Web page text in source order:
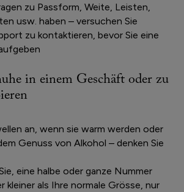
zu Passform, Weite, Leisten,
usw. haben – versuchen Sie
zu kontaktieren, bevor Sie eine
in einem Geschäft oder zu
an, wenn sie warm werden oder
Genuss von Alkohol – denken Sie
eine halbe oder ganze Nummer
kleiner als Ihre normale Grösse, nur